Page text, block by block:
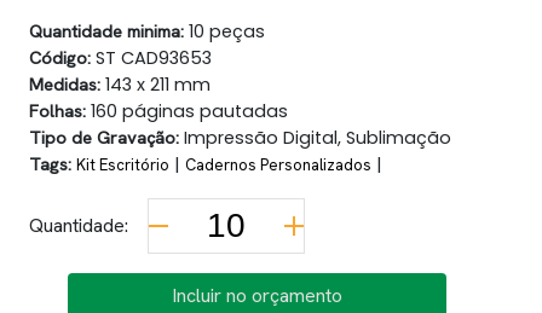
Quantidade minima: 10 peças
Código: ST CAD93653
Medidas: 143 x 211 mm
Folhas: 160 páginas pautadas
Tipo de Gravação: Impressão Digital, Sublimação
Tags: Kit Escritório | Cadernos Personalizados |
Quantidade:
Incluir no orçamento